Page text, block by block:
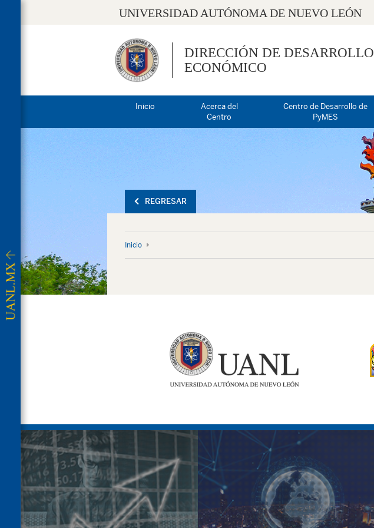
UNIVERSIDAD AUTÓNOMA DE NUEVO LEÓN
DIRECCIÓN DE DESARROLLO
ECONÓMICO
Inicio
Acerca del
Centro
Centro de Desarrollo de
PyMES
REGRESAR
Inicio